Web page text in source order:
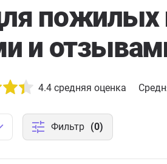
пожилых
и
4.4 средняя оценка
Фильтр (0)